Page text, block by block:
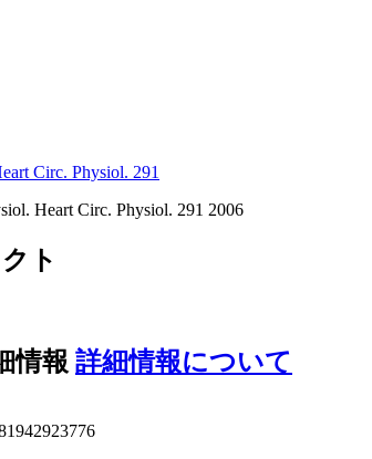
Circ. Physiol. 291
Heart Circ. Physiol. 291 2006
ト
情報 詳細情報について